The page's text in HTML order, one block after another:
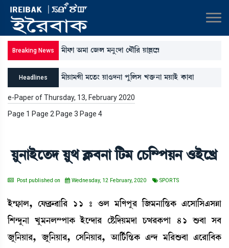
Breaking News ³ãó¡à "³à ë\º ³>å}ƒà ë=ï[¹ ÚàÀì´Ã
Headlines
³ãÚà³Kã ³ìt¡} Úà*ƒ>à šå[ºÎ Jv¡û¡>à ³ÚàÒü A¡à¤à
[W¡gàA¡[Å} ³åx;šà R¡ì´ÃàÒü
e-Paper of Thursday, 13, February 2020
Page 1 Page 2 Page 3 Page 4
Úå>àÒüìt¡ƒ Úå= AÃ¡¤>à [i¡³ ëW¡[´šÚ> *ÒüìJø
Post published on Wednesday, 12 February, 2020 SPORTS
Òü´£¡àº, ëó¡¤øç¡¯à[¹ 11 – *º ³[ošå¹ [\³>à[ÑzA¡ &ìÎà[Î&ÎÄà
[Å@ƒå>à Jå³>º´šàA¡ Òüì@ƒà¹ ëÊ¡[ƒÚ³ƒà W¡x¹A¡šà 41 Ç¡¤à Î¤
\å[>Úà¹, \å[>Úà¹, ëÎ[>Úà¹, "à[i¢¡[ÑzA¡ &@ƒ ³[¹Ç¡¤à &ì¹à[¤A¡